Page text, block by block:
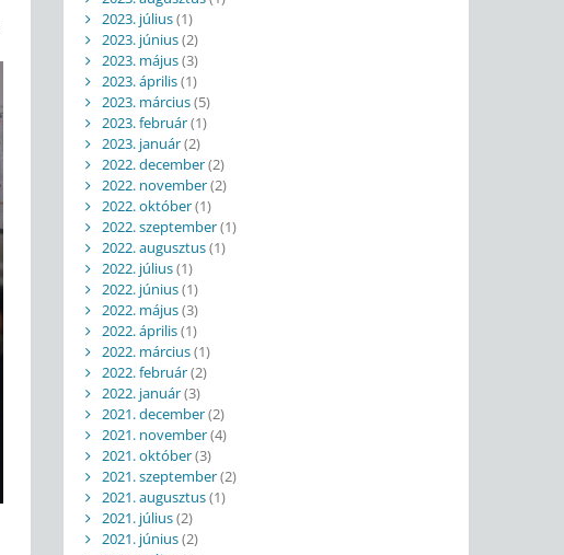
2023. július(1)
2023. június(2)
2023. május(3)
2023. április(1)
2023. március(5)
2023. február(1)
2023. január(2)
2022. december(2)
2022. november(2)
2022. október(1)
2022. szeptember(1)
2022. augusztus(1)
2022. július(1)
2022. június(1)
2022. május(3)
2022. április(1)
2022. március(1)
2022. február(2)
2022. január(3)
2021. december(2)
2021. november(4)
2021. október(3)
2021. szeptember(2)
2021. augusztus(1)
2021. július(2)
2021. június(2)